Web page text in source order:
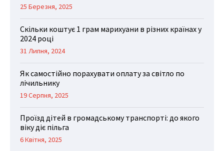
25 Березня, 2025
Скільки коштує 1 грам марихуани в різних країнах у
2024 році
31 Липня, 2024
Як самостійно порахувати оплату за світло по
лічильнику
19 Серпня, 2025
Проїзд дітей в громадському транспорті: до якого
віку діє пільга
6 Квітня, 2025